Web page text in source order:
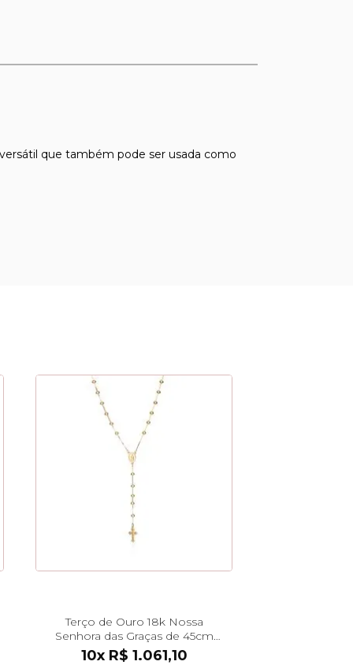
que também pode ser usada como
Terço de Ouro 18k Nossa
Senhora das Graças de 45cm
ga08621
10x R$ 1.061,10